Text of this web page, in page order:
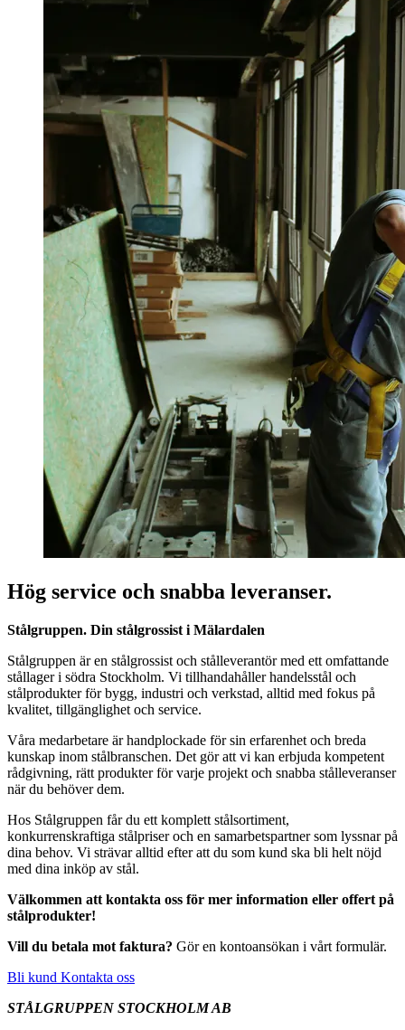
Hög service och snabba leveranser.
Stålgruppen. Din stålgrossist i Mälardalen
Stålgruppen är en stålgrossist och stålleverantör med ett omfattande
stållager i södra Stockholm. Vi tillhandahåller handelsstål och
stålprodukter för bygg, industri och verkstad, alltid med fokus på
kvalitet, tillgänglighet och service.
Våra medarbetare är handplockade för sin erfarenhet och breda
kunskap inom stålbranschen. Det gör att vi kan erbjuda kompetent
rådgivning, rätt produkter för varje projekt och snabba stålleveranser
när du behöver dem.
Hos Stålgruppen får du ett komplett stålsortiment,
konkurrenskraftiga stålpriser och en samarbetspartner som lyssnar på
dina behov. Vi strävar alltid efter att du som kund ska bli helt nöjd
med dina inköp av stål.
Välkommen att kontakta oss för mer information eller offert på
stålprodukter!
Vill du betala mot faktura? Gör en kontoansökan i vårt formulär.
Bli kund Kontakta oss
STÅLGRUPPEN STOCKHOLM AB